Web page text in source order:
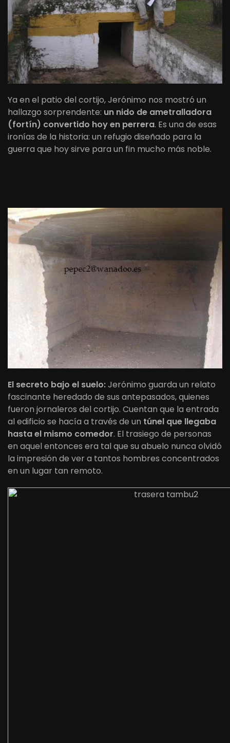
Ya en el patio del cortijo, Jerónimo nos mostró un
hallazgo sorprendente: un nido de ametralladora
(fortín) convertido hoy en perrera. Es una de esas
ironías de la historia: un refugio diseñado para la
guerra que hoy sirve para un fin mucho más noble.
El secreto bajo el suelo:Jerónimo guarda un relato
fascinante heredado de sus antepasados, quienes
fueron jornaleros del cortijo. Cuentan que la entrada
al edificio se hacía a través de un túnel que llegaba
hasta el mismo comedor. El trasiego de personas
en aquel entonces era tal que su abuelo nunca olvidó
la impresión de ver a tantos hombres concentrados
en un lugar tan remoto.